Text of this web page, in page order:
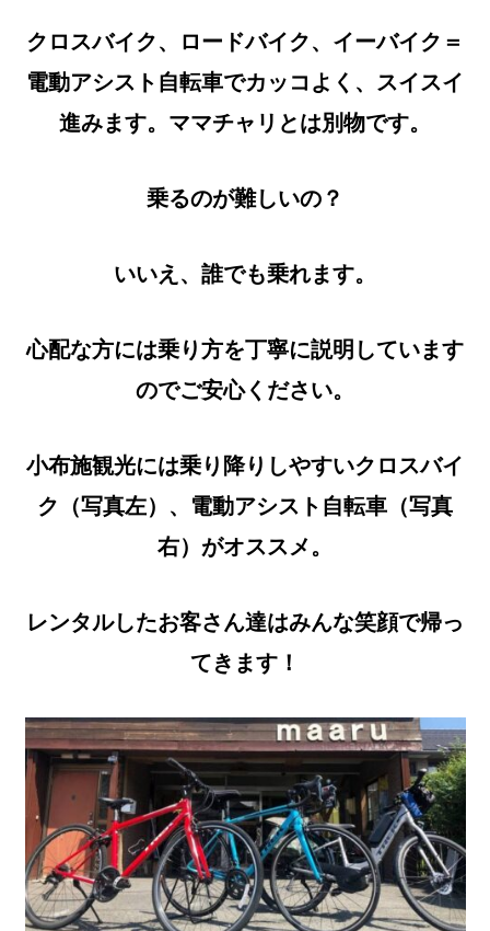
クロスバイク、ロードバイク、イーバイク＝
電動アシスト自転車でカッコよく、スイスイ
進みます。ママチャリとは別物です。
乗るのが難しいの？
いいえ、誰でも乗れます。
心配な方には乗り方を丁寧に説明しています
のでご安心ください。
小布施観光には乗り降りしやすいクロスバイ
ク（写真左）、電動アシスト自転車（写真
右）がオススメ。
レンタルしたお客さん達はみんな笑顔で帰っ
てきます！